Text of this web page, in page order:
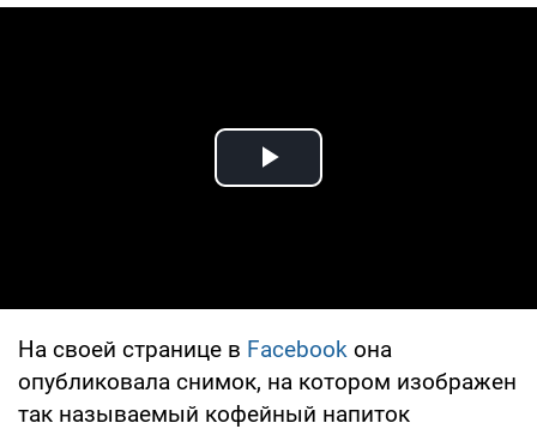
Play Video
На своей странице в Facebook она
опубликовала снимок, на котором изображен
так называемый кофейный напиток